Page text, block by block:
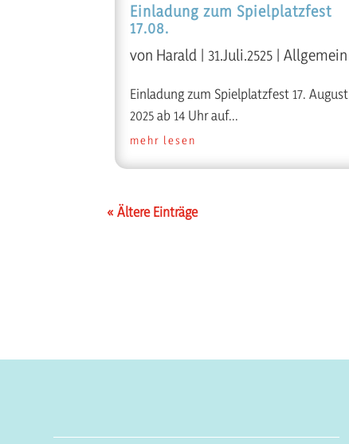
Einladung zum Spielplatzfest
17.08.
von Harald | 31.Juli.2525 |Allgemein
Einladung zum Spielplatzfest 17. August
2025 ab 14 Uhr auf...
mehr lesen
« Ältere Einträge